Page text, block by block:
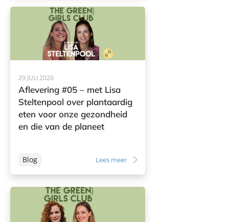
29 JULI 2020
Aflevering #05 – met Lisa
Steltenpool over plantaardig
eten voor onze gezondheid
en die van de planeet
Blog Lees meer